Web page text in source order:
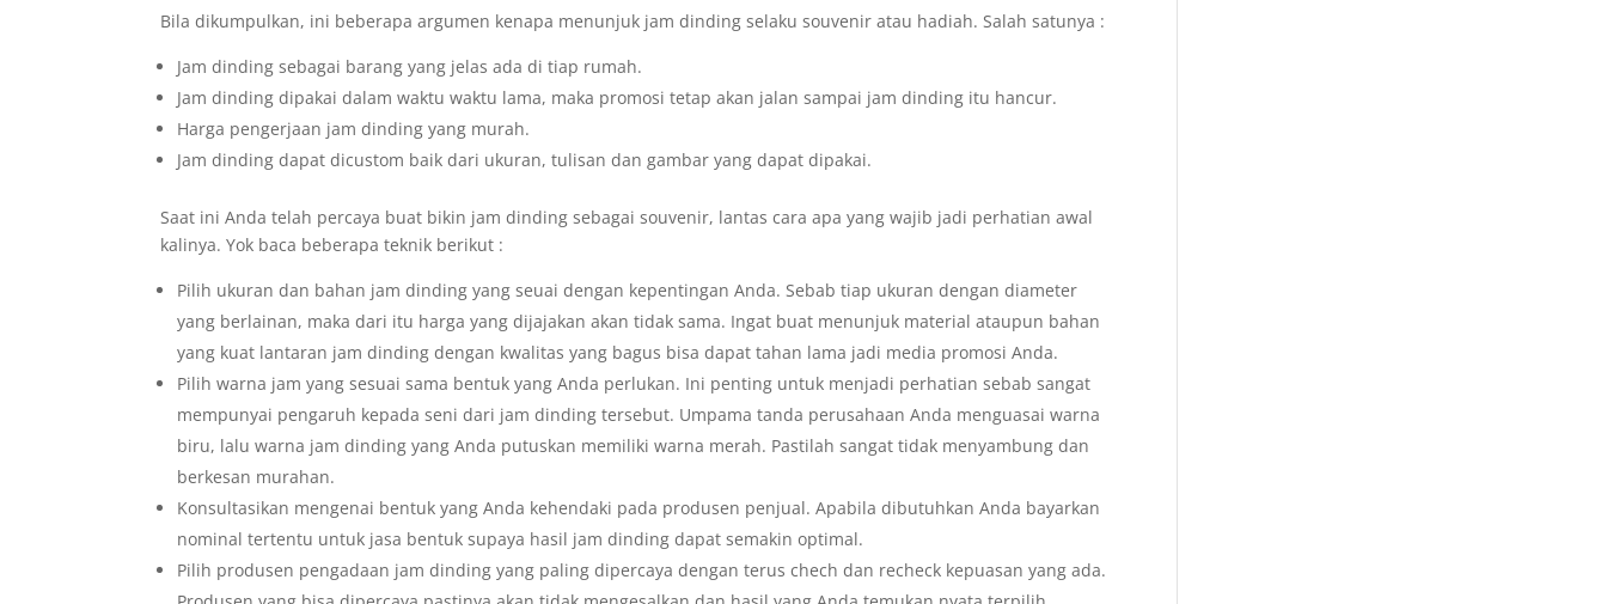
Bila dikumpulkan, ini beberapa argumen kenapa menunjuk jam dinding selaku souvenir atau hadiah. Salah satunya :
Jam dinding sebagai barang yang jelas ada di tiap rumah.
Jam dinding dipakai dalam waktu waktu lama, maka promosi tetap akan jalan sampai jam dinding itu hancur.
Harga pengerjaan jam dinding yang murah.
Jam dinding dapat dicustom baik dari ukuran, tulisan dan gambar yang dapat dipakai.
Saat ini Anda telah percaya buat bikin jam dinding sebagai souvenir, lantas cara apa yang wajib jadi perhatian awal
kalinya. Yok baca beberapa teknik berikut :
Pilih ukuran dan bahan jam dinding yang seuai dengan kepentingan Anda. Sebab tiap ukuran dengan diameter
yang berlainan, maka dari itu harga yang dijajakan akan tidak sama. Ingat buat menunjuk material ataupun bahan
yang kuat lantaran jam dinding dengan kwalitas yang bagus bisa dapat tahan lama jadi media promosi Anda.
Pilih warna jam yang sesuai sama bentuk yang Anda perlukan. Ini penting untuk menjadi perhatian sebab sangat
mempunyai pengaruh kepada seni dari jam dinding tersebut. Umpama tanda perusahaan Anda menguasai warna
biru, lalu warna jam dinding yang Anda putuskan memiliki warna merah. Pastilah sangat tidak menyambung dan
berkesan murahan.
Konsultasikan mengenai bentuk yang Anda kehendaki pada produsen penjual. Apabila dibutuhkan Anda bayarkan
nominal tertentu untuk jasa bentuk supaya hasil jam dinding dapat semakin optimal.
Pilih produsen pengadaan jam dinding yang paling dipercaya dengan terus chech dan recheck kepuasan yang ada.